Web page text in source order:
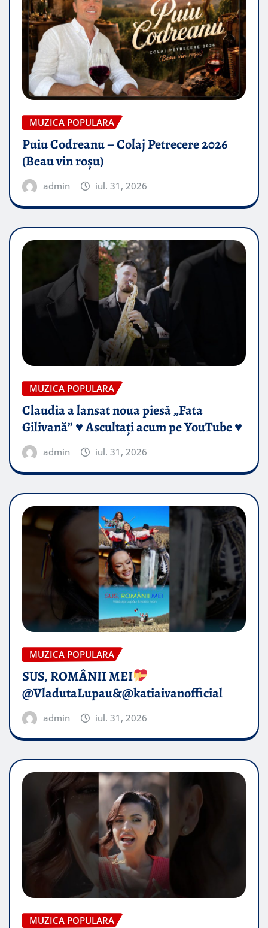
MUZICA POPULARA
Puiu Codreanu – Colaj Petrecere 2026
(Beau vin roșu)
admin iul. 31, 2026
MUZICA POPULARA
Claudia a lansat noua piesă „Fata
Gilivană” ♥️ Ascultați acum pe YouTube ♥️
admin iul. 31, 2026
MUZICA POPULARA
SUS, ROMÂNII MEI
@VladutaLupau&@katiaivanofficial
admin iul. 31, 2026
MUZICA POPULARA